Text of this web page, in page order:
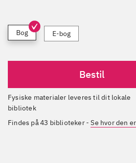
Bog E-bog
Bestil
Fysiske materialer leveres til dit lokale
bibliotek
Findes på 43 biblioteker-Se hvor den